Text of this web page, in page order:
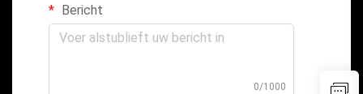
Bericht
0/1000